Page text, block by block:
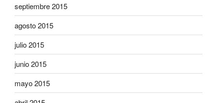
septiembre 2015
agosto 2015
julio 2015
junio 2015
mayo 2015